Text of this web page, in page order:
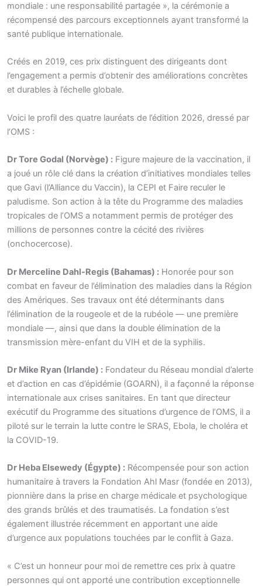
mondiale : une responsabilité partagée », la cérémonie a
récompensé des parcours exceptionnels ayant transformé la
santé publique internationale.
Créés en 2019, ces prix distinguent des dirigeants dont
l’engagement a permis d’obtenir des améliorations concrètes
et durables à l’échelle globale.
Voici le profil des quatre lauréats de l’édition 2026, dressé par
l’OMS :
Dr Tore Godal (Norvège) : Figure majeure de la vaccination, il
a joué un rôle clé dans la création d’initiatives mondiales telles
que Gavi (l’Alliance du Vaccin), la CEPI et Faire reculer le
paludisme. Son action à la tête du Programme des maladies
tropicales de l’OMS a notamment permis de protéger des
millions de personnes contre la cécité des rivières
(onchocercose).
Dr Merceline Dahl-Regis (Bahamas) : Honorée pour son
combat en faveur de l’élimination des maladies dans la Région
des Amériques. Ses travaux ont été déterminants dans
l’élimination de la rougeole et de la rubéole — une première
mondiale —, ainsi que dans la double élimination de la
transmission mère-enfant du VIH et de la syphilis.
Dr Mike Ryan (Irlande) : Fondateur du Réseau mondial d’alerte
et d’action en cas d’épidémie (GOARN), il a façonné la réponse
internationale aux crises sanitaires. En tant que directeur
exécutif du Programme des situations d’urgence de l’OMS, il a
piloté sur le terrain la lutte contre le SRAS, Ebola, le choléra et
la COVID-19.
Dr Heba Elsewedy (Égypte) : Récompensée pour son action
humanitaire à travers la Fondation Ahl Masr (fondée en 2013),
pionnière dans la prise en charge médicale et psychologique
des grands brûlés et des traumatisés. La fondation s’est
également illustrée récemment en apportant une aide
d’urgence aux populations touchées par le conflit à Gaza.
« C’est un honneur pour moi de remettre ces prix à quatre
personnes qui ont apporté une contribution exceptionnelle